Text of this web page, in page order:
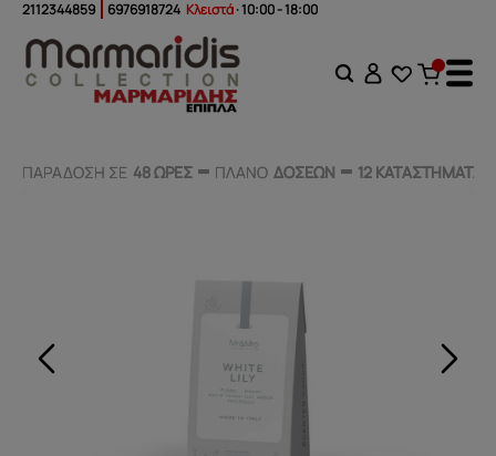
2112344859 6976918724 Κλειστά· 10:00 - 18:00
ΠΑΡΑΔΟΣΗ ΣΕ 48 ΩΡΕΣ ΠΛΑΝΟ ΔΟΣΕΩΝ 12 ΚΑΤΑΣΤΗΜΑΤΑ
ΠΑΡΑΔΟΣΗ ΣΕ 48 ΩΡΕΣ ΠΛΑΝΟ ΔΟΣΕΩΝ 12 ΚΑΤΑΣΤΗΜΑΤΑ